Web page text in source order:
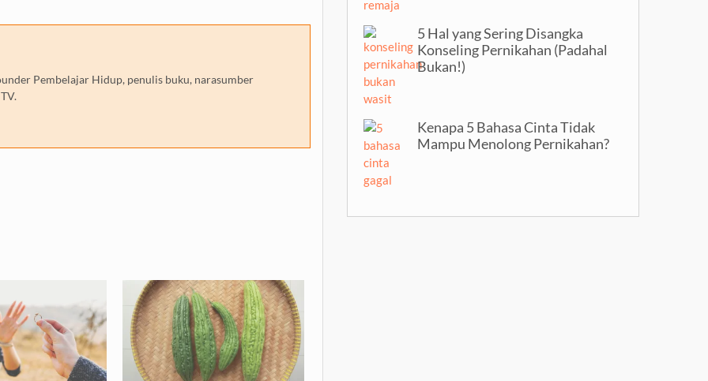
Pembelajar Hidup, penulis buku, narasumber
Konseling Pernikahan (Padahal
Bukan!)
Mampu Menolong Pernikahan?